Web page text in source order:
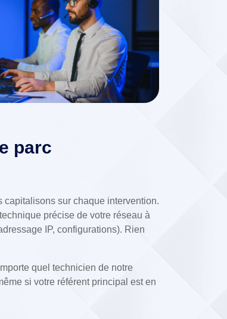
parc
capitalisons sur chaque intervention.
précise de votre réseau à
IP, configurations). Rien
quel technicien de notre
si votre référent principal est en